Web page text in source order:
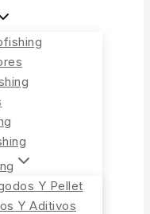
Y Pellet
Y Aditivos